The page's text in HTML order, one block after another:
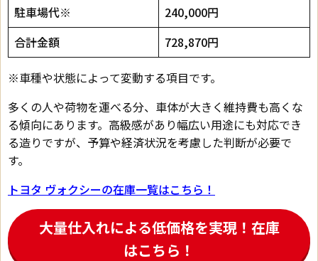
駐車場代※
240,000円
合計金額
728,870円
※車種や状態によって変動する項目です。
多くの人や荷物を運べる分、車体が大きく維持費も高くな
る傾向にあります。高級感があり幅広い用途にも対応でき
る造りですが、予算や経済状況を考慮した判断が必要で
す。
トヨタ ヴォクシーの在庫一覧はこちら！
大量仕入れによる低価格を実現！在庫
はこちら！